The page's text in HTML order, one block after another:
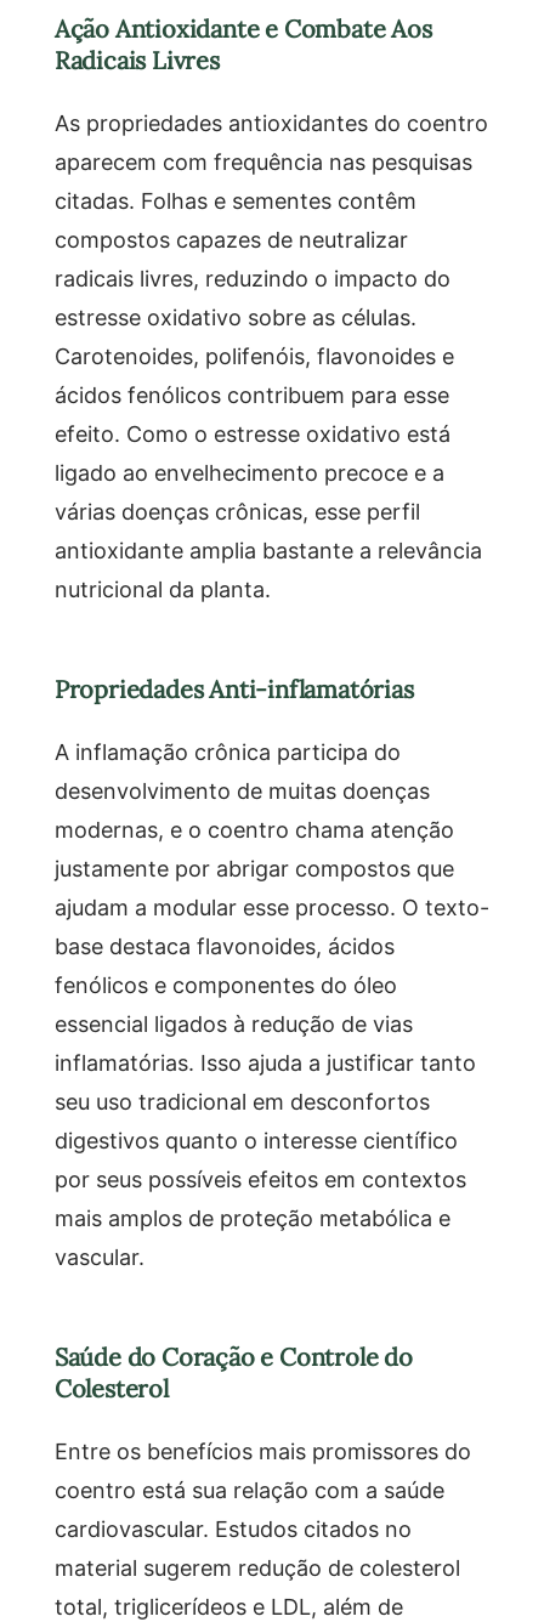
Ação Antioxidante e Combate Aos
Radicais Livres
As propriedades antioxidantes do coentro
aparecem com frequência nas pesquisas
citadas. Folhas e sementes contêm
compostos capazes de neutralizar
radicais livres, reduzindo o impacto do
estresse oxidativo sobre as células.
Carotenoides, polifenóis, flavonoides e
ácidos fenólicos contribuem para esse
efeito. Como o estresse oxidativo está
ligado ao envelhecimento precoce e a
várias doenças crônicas, esse perfil
antioxidante amplia bastante a relevância
nutricional da planta.
Propriedades Anti-inflamatórias
A inflamação crônica participa do
desenvolvimento de muitas doenças
modernas, e o coentro chama atenção
justamente por abrigar compostos que
ajudam a modular esse processo. O texto-
base destaca flavonoides, ácidos
fenólicos e componentes do óleo
essencial ligados à redução de vias
inflamatórias. Isso ajuda a justificar tanto
seu uso tradicional em desconfortos
digestivos quanto o interesse científico
por seus possíveis efeitos em contextos
mais amplos de proteção metabólica e
vascular.
Saúde do Coração e Controle do
Colesterol
Entre os benefícios mais promissores do
coentro está sua relação com a saúde
cardiovascular. Estudos citados no
material sugerem redução de colesterol
total, triglicerídeos e LDL, além de